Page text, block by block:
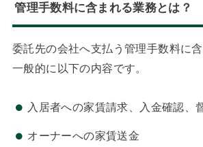
管理手数料に含まれる業務とは？
委託先の会社へ支払う管理手数料に含
一般的に以下の内容です。
入居者への家賃請求、入金確認、
オーナーへの家賃送金